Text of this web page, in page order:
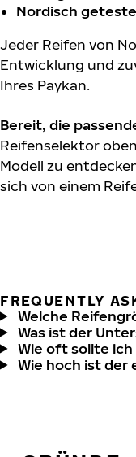
Nordisch
Jeder Reifen von
Entwicklung und
Ihres Paykan.
Bereit, die
Reifenselektor
Modell zu
sich von einem
FREQUENTLY
Welche
Was ist der
Wie oft sollte ich
Wie hoch ist der